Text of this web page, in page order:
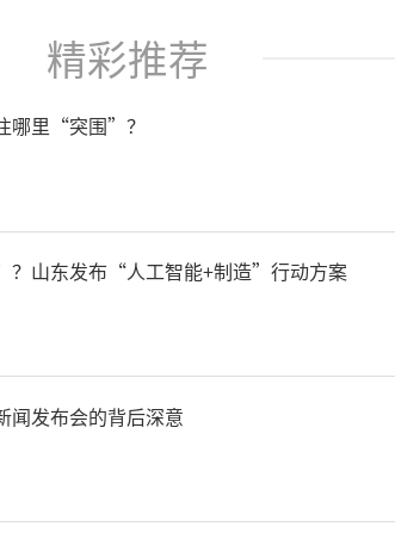
精彩推荐
哪里“突围”？
山东发布“人工智能+制造”行动方案
发布会的背后深意